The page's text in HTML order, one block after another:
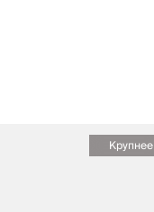
Крупнее